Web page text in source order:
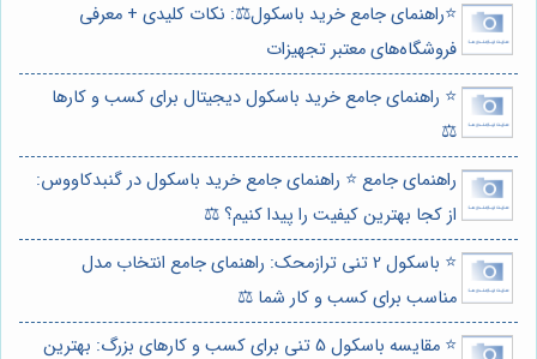
⭐️راهنمای جامع خرید باسکول⚖️: نکات کلیدی + معرفی
فروشگاه‌های معتبر تجهیزات
⭐️ راهنمای جامع خرید باسکول دیجیتال برای کسب و کارها
⚖️
راهنمای جامع ⭐️ راهنمای جامع خرید باسکول در گنبدکاووس:
از کجا بهترین کیفیت را پیدا کنیم؟ ⚖️
⭐️ باسکول 2 تنی ترازمحک: راهنمای جامع انتخاب مدل
مناسب برای کسب و کار شما ⚖️
⭐️ مقایسه باسکول 5 تنی برای کسب و کارهای بزرگ: بهترین